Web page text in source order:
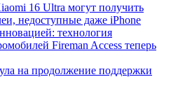
16 Ultra могут получить
недоступные даже iPhone
технология
Fireman Access теперь
на продолжение поддержки